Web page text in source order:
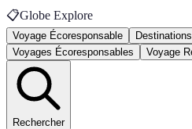
📋Globe Explore
Voyage Écoresponsable Destinations
Voyages Écoresponsables
Voyage
Rechercher